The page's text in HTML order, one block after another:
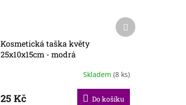
Kosmetická taška květy
25x10x15cm - modrá
Skladem (8 ks)
25 Kč Do košíku
Další
produkt